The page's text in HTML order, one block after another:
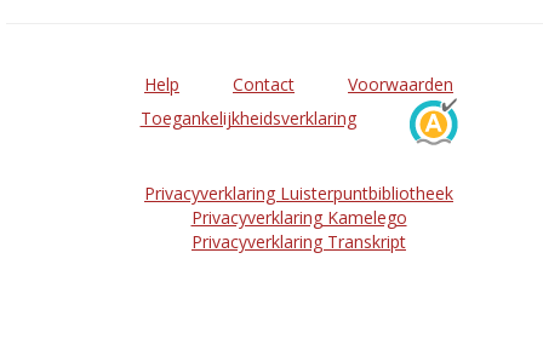
Help Contact
Voorwaarden
Toegankelijkheidsverklaring
Privacyverklaring Luisterpuntbibliotheek
Privacyverklaring Kamelego
Privacyverklaring Transkript